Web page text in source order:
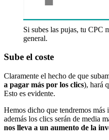
Si subes las pujas, tu CPC
general.
Sube el coste
Claramente el hecho de que
a pagar más por los clics), hará
Esto es evidente.
Hemos dicho que tendremos más
además los clics serán de media
nos lleva a un aumento de la